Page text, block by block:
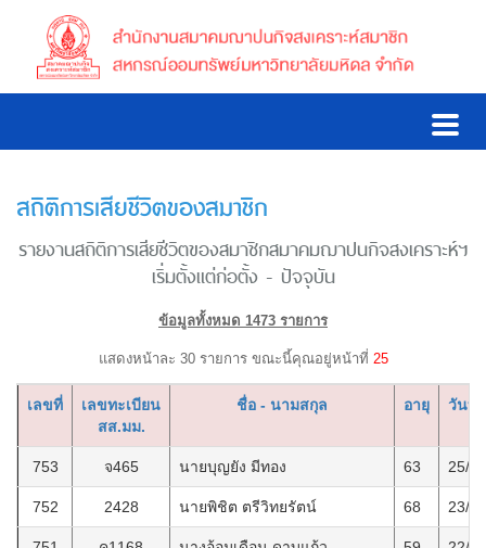
สถิติการเสียชีวิตของสมาชิก
รายงานสถิติการเสียชีวิตของสมาชิกสมาคมฌาปนกิจสงเคราะห์ฯ
เริ่มตั้งแต่ก่อตั้ง - ปัจจุบัน
ข้อมูลทั้งหมด 1473 รายการ
แสดงหน้าละ 30 รายการ ขณะนี้คุณอยู่หน้าที่ 25
เลขที่
เลขทะเบียน
สส.มม.
ชื่อ - นามสกุล อายุ วันที่
753 จ465 นายบุญยัง มีทอง 63 25/2/
752 2428 นายพิชิต ตรีวิทยรัตน์ 68 23/2/